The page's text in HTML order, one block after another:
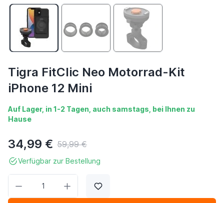
Tigra FitClic Neo Motorrad-Kit
iPhone 12 Mini
Auf Lager, in 1-2 Tagen, auch samstags, bei Ihnen zu
Hause
34,99 € 59,99 €
Verfügbar zur Bestellung